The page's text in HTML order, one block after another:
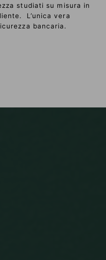
studiati su misura in
L’unica vera
bancaria.